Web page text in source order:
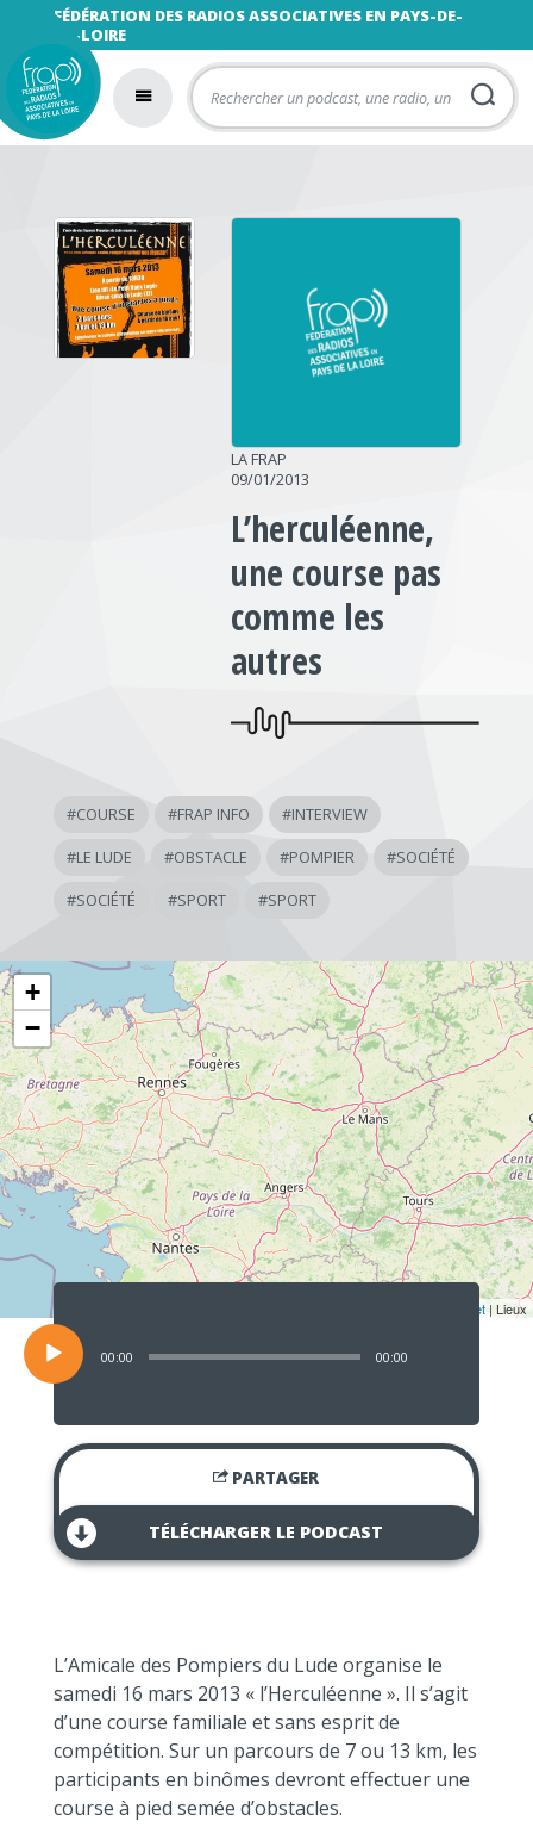
FÉDÉRATION DES RADIOS ASSOCIATIVES EN PAYS-DE-
LA-LOIRE
LA FRAP
09/01/2013
L’herculéenne,
une course pas
comme les
autres
#COURSE #FRAP INFO #INTERVIEW
#LE LUDE #OBSTACLE #POMPIER #SOCIÉTÉ
#SOCIÉTÉ #SPORT #SPORT
+
−
Leaflet | Lieux
Lecteur
audio
00:00 00:00
PARTAGER
TÉLÉCHARGER LE PODCAST
L’Amicale des Pompiers du Lude organise le
samedi 16 mars 2013 « l’Herculéenne ». Il s’agit
d’une course familiale et sans esprit de
compétition. Sur un parcours de 7 ou 13 km, les
participants en binômes devront effectuer une
course à pied semée d’obstacles.